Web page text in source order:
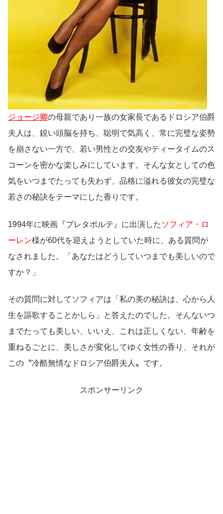
ジョージ卿の母親であり一族の女家長であるドロシア伯爵
夫人は、鋭い頭脳を持ち、聡明で気高く、常に完璧な姿勢
を崩さない一方で、若い男性との交友やティータイムのス
コーンを密かな楽しみにしています。そんな女としての色
気をいつまでたっても失わず、品格に溢れる彼女の完璧な
若さの秘訣をテーマにした香りです。
1994年に映画『プレタポルテ』に出演した ソフィア・ロ
ーレン様が60代を迎えようとしていた時に、ある質問が
なされました。「あなたはどうしていつまでも美しいので
すか？」
その質問に対してソフィアは「私の美の秘訣は、心から人
生を謳歌することかしら」と答えたのでした。そんないつ
までたっても美しい、いいえ、これは正しくない、年齢を
重ねるごとに、美しさが変化してゆく女性の香り、それが
この〝冷酷無情なドロシア伯爵夫人〟です。
スポンサーリンク